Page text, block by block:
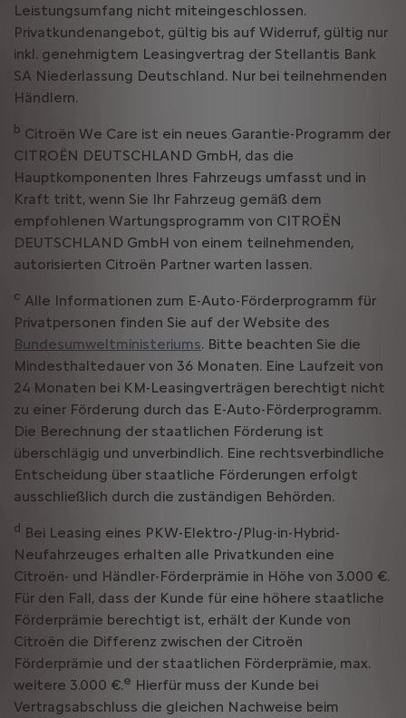
Leistungsumfang nicht miteingeschlossen.
Privatkundenangebot, gültig bis auf Widerruf, gültig nur
inkl. genehmigtem Leasingvertrag der Stellantis Bank
SA Niederlassung Deutschland. Nur bei teilnehmenden
Händlern.
b Citroën We Care ist ein neues Garantie-Programm der
CITROËN DEUTSCHLAND GmbH, das die
Hauptkomponenten Ihres Fahrzeugs umfasst und in
Kraft tritt, wenn Sie Ihr Fahrzeug gemäß dem
empfohlenen Wartungsprogramm von CITROËN
DEUTSCHLAND GmbH von einem teilnehmenden,
autorisierten Citroën Partner warten lassen.
c Alle Informationen zum E-Auto-Förderprogramm für
Privatpersonen finden Sie auf der Website des
Bundesumweltministeriums. Bitte beachten Sie die
Mindesthaltedauer von 36 Monaten. Eine Laufzeit von
24 Monaten bei KM-Leasingverträgen berechtigt nicht
zu einer Förderung durch das E-Auto-Förderprogramm.
Die Berechnung der staatlichen Förderung ist
überschlägig und unverbindlich. Eine rechtsverbindliche
Entscheidung über staatliche Förderungen erfolgt
ausschließlich durch die zuständigen Behörden.
d Bei Leasing eines PKW-Elektro-/Plug-in-Hybrid-
Neufahrzeuges erhalten alle Privatkunden eine
Citroën- und Händler-Förderprämie in Höhe von 3.000 €.
Für den Fall, dass der Kunde für eine höhere staatliche
Förderprämie berechtigt ist, erhält der Kunde von
Citroën die Differenz zwischen der Citroën
Förderprämie und der staatlichen Förderprämie, max.
weitere 3.000 €.e Hierfür muss der Kunde bei
Vertragsabschluss die gleichen Nachweise beim